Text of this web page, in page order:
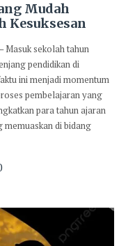
Mudah
Kesuksesan
Masuk sekolah tahun
pendidikan di
ini menjadi momentum
pembelajaran yang
para tahun ajaran
memuaskan di bidang